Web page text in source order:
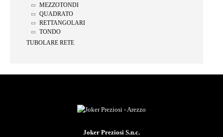
MEZZOTONDI
QUADRATO
RETTANGOLARI
TONDO
TUBOLARE RETE
Joker Preziosi S.n.c.